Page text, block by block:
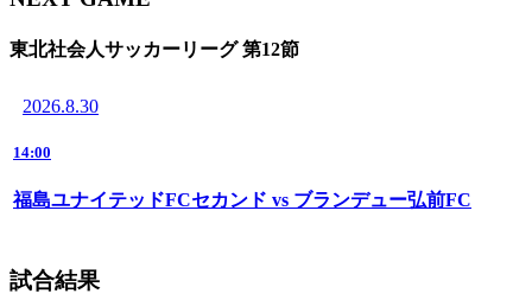
東北社会人サッカーリーグ 第12節
2026.8.30
14:00
福島ユナイテッドFCセカンド vs ブランデュー弘前FC
試合結果